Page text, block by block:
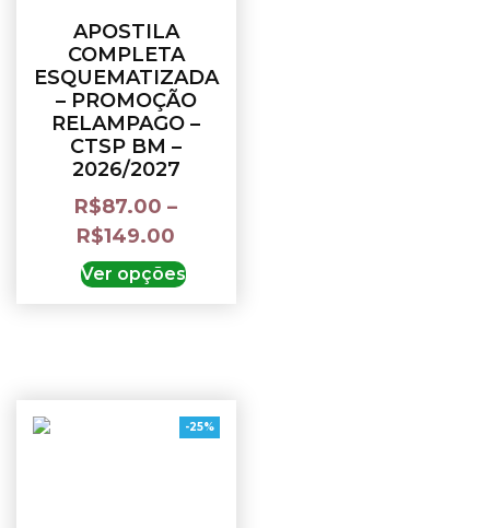
APOSTILA
COMPLETA
ESQUEMATIZADA
– PROMOÇÃO
RELAMPAGO –
CTSP BM –
2026/2027
R$87.00 –
R$149.00
Ver opções
-25%